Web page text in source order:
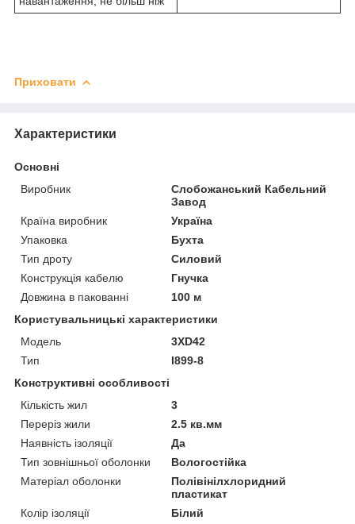
Приховати
Характеристики
Основні
Виробник
Слобожанський Кабельний
Завод
Країна виробник
Україна
Упаковка
Бухта
Тип дроту
Силовий
Конструкція кабелю
Гнучка
Довжина в пакованні
100 м
Користувальницькі характеристики
Мoдель
3XD42
Тип
I899-8
Конструктивні особливості
Кількість жил
3
Переріз жили
2.5 кв.мм
Наявність ізоляції
Да
Тип зовнішньої оболонки
Вологостійка
Матеріал оболонки
Полівінілхлоридний
пластикат
Колір ізоляції
Білий